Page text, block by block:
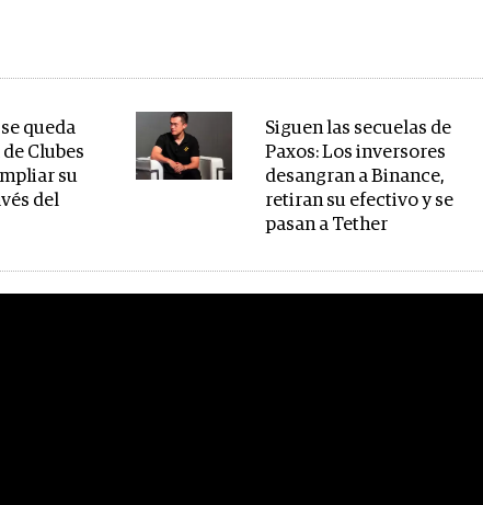
queda
Clubes
su
del
Siguen las secuelas de
Paxos: Los inversores
desangran a Binance,
retiran su efectivo y se
pasan a Tether